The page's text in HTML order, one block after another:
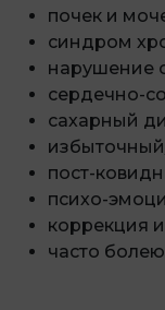
почек и
синдром
нарушение
сердечно-
сахарный
пост-
психо-
коррекция
часто